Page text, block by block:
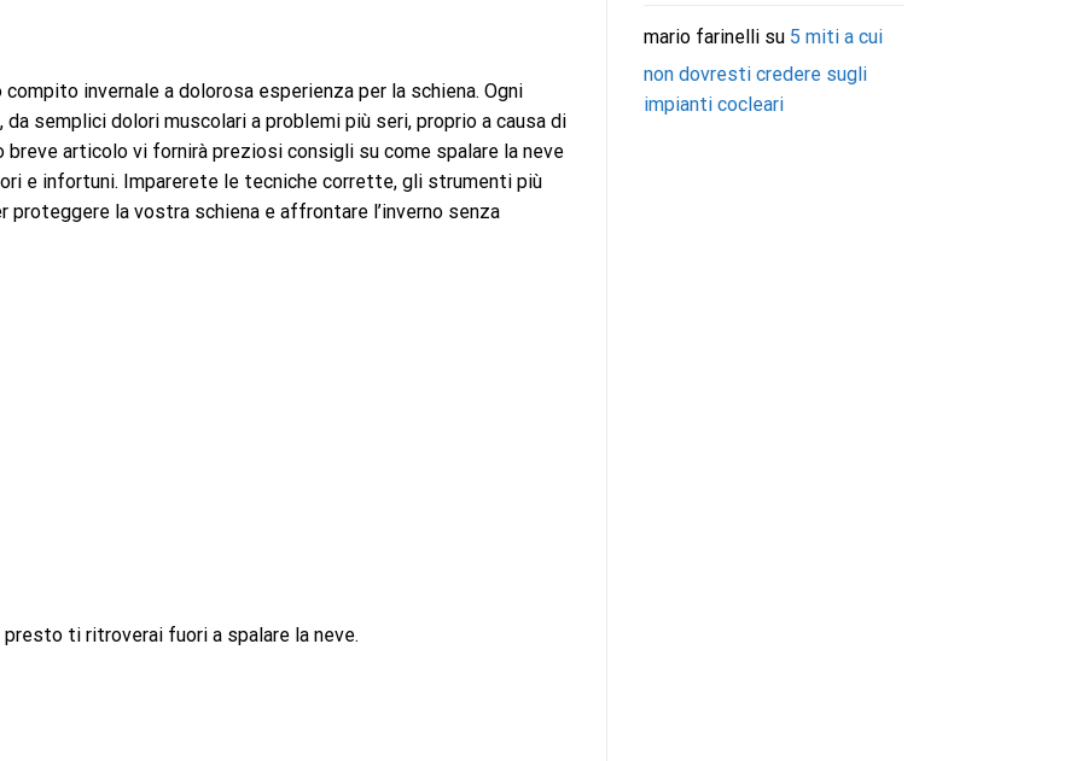
invernale a dolorosa esperienza per la schiena. Ogni
semplici dolori muscolari a problemi più seri, proprio a causa di
articolo vi fornirà preziosi consigli su come spalare la neve
e infortuni. Imparerete le tecniche corrette, gli strumenti più
proteggere la vostra schiena e affrontare l’inverno senza
ti ritroverai fuori a spalare la neve.
mario farinellisu 5 miti a cui
non dovresti credere sugli
impianti cocleari